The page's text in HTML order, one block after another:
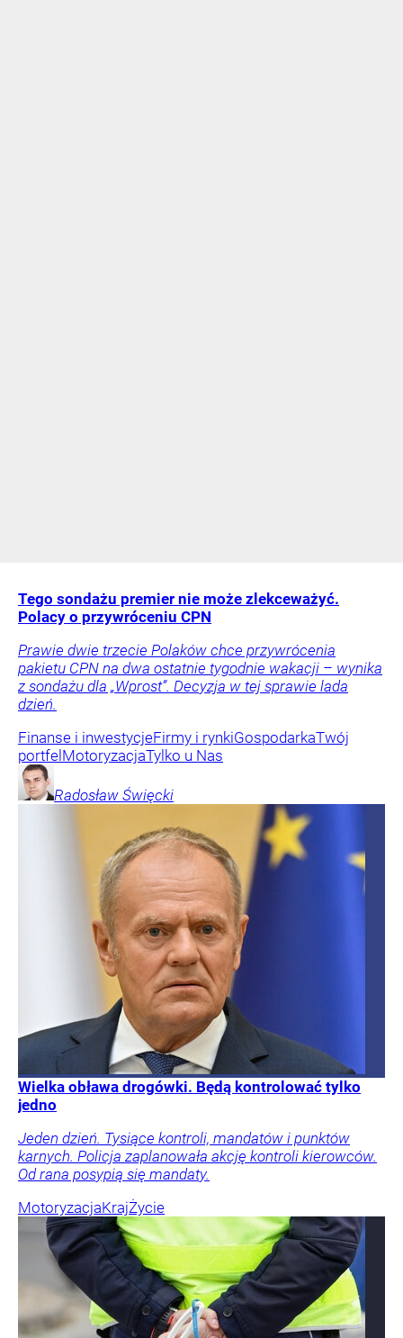
Tego sondażu premier nie może zlekceważyć.
Polacy o przywróceniu CPN
Prawie dwie trzecie Polaków chce przywrócenia
pakietu CPN na dwa ostatnie tygodnie wakacji – wynika
z sondażu dla „Wprost”. Decyzja w tej sprawie lada
dzień.
Finanse i inwestycjeFirmy i rynkiGospodarkaTwój
portfel MotoryzacjaTylko u Nas
Radosław Święcki
Wielka obława drogówki. Będą kontrolować tylko
jedno
Jeden dzień. Tysiące kontroli, mandatów i punktów
karnych. Policja zaplanowała akcję kontroli kierowców.
Od rana posypią się mandaty.
MotoryzacjaKrajŻycie